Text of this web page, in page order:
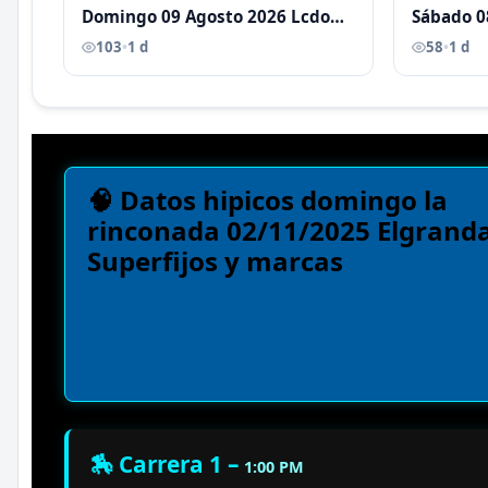
Domingo 09 Agosto 2026 Lcdo
Antoni Castellano
103•1 d
Sábado
Antoni
58•1 d
🧠 Datos hipicos domingo la
rinconada 02/11/2025
Superfijos y marcas
🏇 Carrera 1 – 1:00 PM